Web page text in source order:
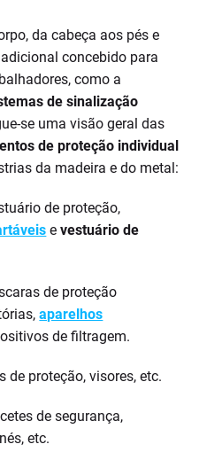
da cabeça aos pés e
concebido para
como a
de sinalização
se uma visão geral das
de proteção individual
da madeira e do metal:
de proteção,
evestuário de
de proteção
aparelhos
de filtragem.
de proteção, visores, etc.
de segurança,
etc.